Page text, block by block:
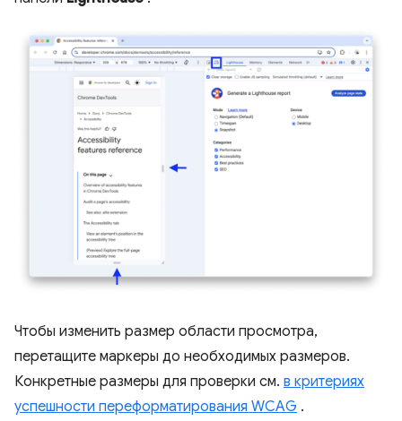
Чтобы изменить размер области просмотра,
перетащите маркеры до необходимых размеров.
Конкретные размеры для проверки см. в критериях
успешности переформатирования WCAG .